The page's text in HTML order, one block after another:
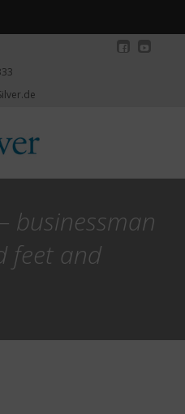
businessman
feet and